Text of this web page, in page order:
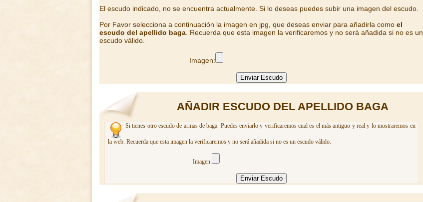
El escudo indicado, no se encuentra actualmente. Si lo deseas puedes subir una imagen del escudo.
Por Favor selecciona a continuación la imagen en jpg, que deseas enviar para añadirla como el
escudo del apellido baga. Recuerda que esta imagen la verificaremos y no será añadida si no es un
escudo válido.
Imagen:
AÑADIR ESCUDO DEL APELLIDO BAGA
Si tienes otro escudo de armas de baga. Puedes enviarlo y verificaremos cual es el más antiguo y real y lo mostraremos en
la web. Recuerda que esta imagen la verificaremos y no será añadida si no es un escudo válido.
Imagen: